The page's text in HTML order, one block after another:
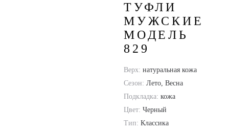
ТУФЛИ
МУЖСКИЕ
МОДЕЛЬ
829
Верх: натуральная кожа
Сезон: Лето, Весна
Подкладка: кожа
Цвет: Черный
Тип: Классика